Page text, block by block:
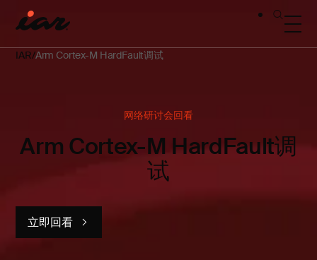
IAR Arm Cortex-M HardFault调试
网络研讨会回看
Arm Cortex-M HardFault调
试
立即回看